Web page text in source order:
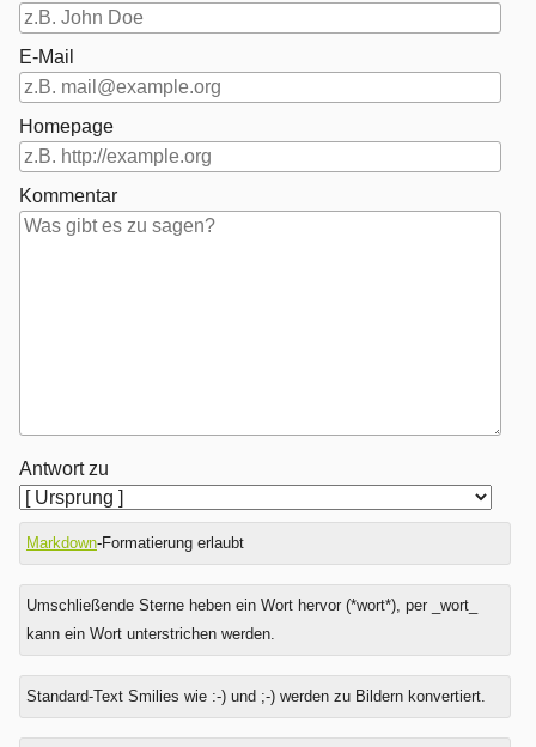
E-Mail
Homepage
Kommentar
Antwort zu
Markdown-Formatierung erlaubt
Umschließende Sterne heben ein Wort hervor (*wort*), per _wort_
kann ein Wort unterstrichen werden.
Standard-Text Smilies wie :-) und ;-) werden zu Bildern konvertiert.